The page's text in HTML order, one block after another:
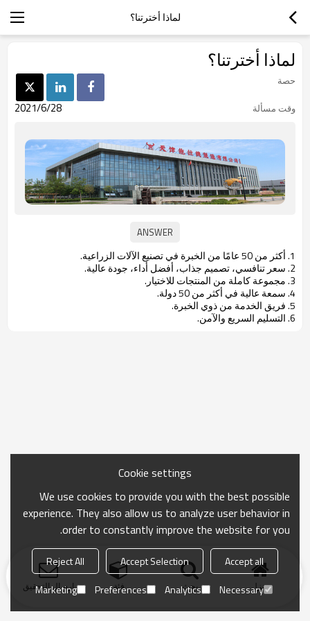
لماذا أخترتنا؟
لماذا أخترتنا؟
حصة
وقت مسألة
2021/6/28
1. أكثر من 50 عامًا من الخبرة في تصنيع الآلات الزراعية.
2. سعر تنافسي، تصميم جذاب، أفضل أداء، جودة عالية.
3. مجموعة كاملة من المنتجات للاختيار.
4. سمعة عالية في أكثر من 50 دولة.
5. فريق الخدمة من ذوي الخبرة.
6. التسليم السريع والآمن.
منزل بحث فئة ارسال التحقيق
Cookie settings
We use cookies to provide you with the best possible
experience. They also allow us to analyze user behavior in
order to constantly improve the website for you.
Accept all
Accept Selection
Reject All
Necessary
Analytics
Preferences
Marketing